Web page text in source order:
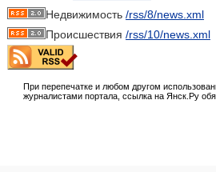
Недвижимость /rss/8/news.xml
Происшествия /rss/10/news.xml
При перепечатке и любом другом
журналистами портала, ссылка на Янск.Ру